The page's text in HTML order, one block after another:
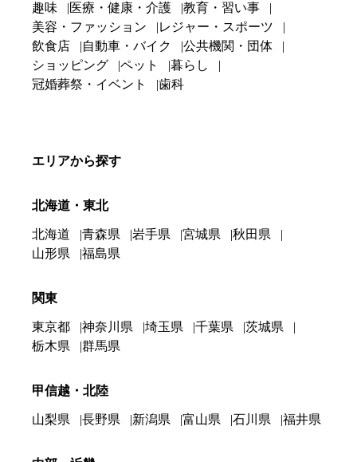
趣味
医療・健康・介護
教育・習い事
美容・ファッション
レジャー・スポーツ
飲食店
自動車・バイク
公共機関・団体
ショッピング
ペット
暮らし
冠婚葬祭・イベント
歯科
エリアから探す
北海道・東北
北海道 青森県 岩手県 宮城県
秋田県
山形県
福島県
関東
東京都 神奈川県 埼玉県 千葉県
茨城県
栃木県
群馬県
甲信越・北陸
山梨県 長野県 新潟県 富山県 石川県 福井県